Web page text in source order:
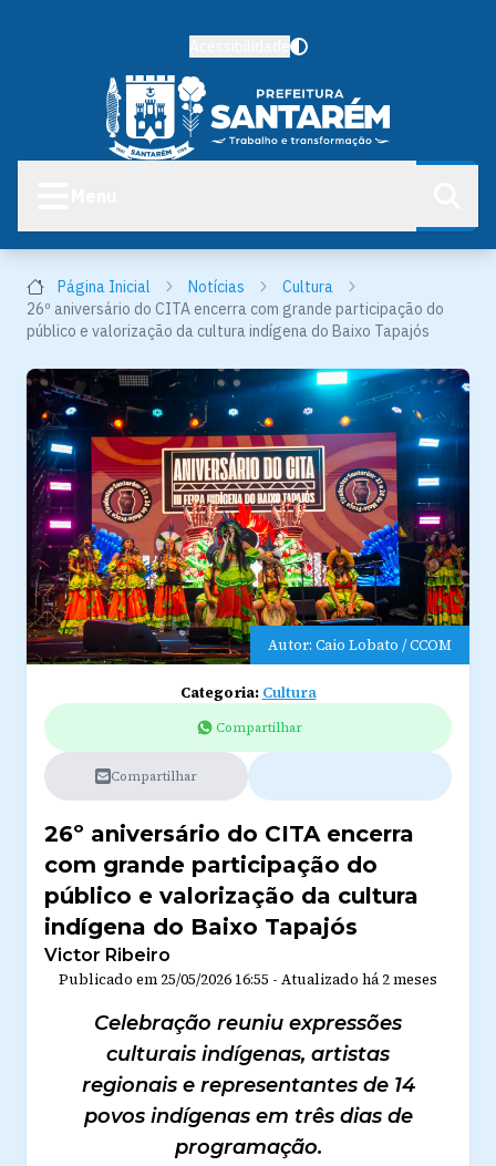
Página Inicial Notícias
Cultura
26º aniversário do CITA encerra com grande participação do
público e valorização da cultura indígena do Baixo Tapajós
Autor: Caio Lobato / CCOM
Categoria: Cultura
Compartilhar
Compartilhar
26º aniversário do CITA encerra
com grande participação do
público e valorização da cultura
indígena do Baixo Tapajós
Victor Ribeiro
Publicado em 25/05/2026 16:55 - Atualizado há 2 meses
Celebração reuniu expressões
culturais indígenas, artistas
regionais e representantes de 14
povos indígenas em três dias de
programação.